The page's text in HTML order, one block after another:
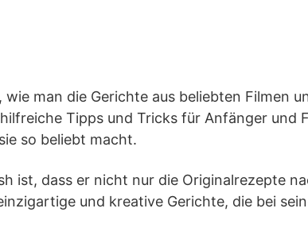
man die Gerichte aus beliebten Filmen
Tipps und Tricks für Anfänger und
so beliebt macht.
ist, dass er nicht nur die Originalrezepte
und kreative Gerichte, die bei